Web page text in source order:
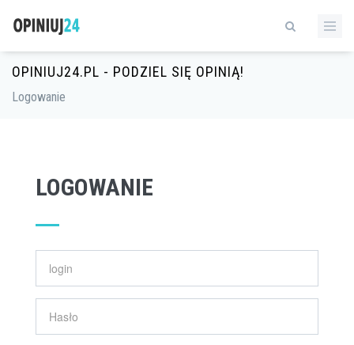
OPINIUJ24.PL - PODZIEL SIĘ OPINIĄ!
Logowanie
LOGOWANIE